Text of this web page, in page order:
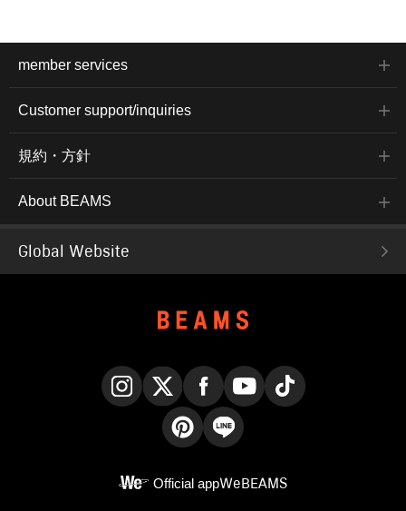
member services
Customer support/inquiries
規約・方針
About BEAMS
Global Website
Official appWeBEAMS